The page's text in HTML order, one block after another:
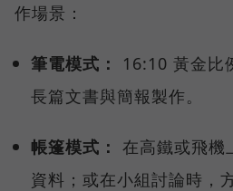
作場景：
筆電模式：
16:10 黃金比
長篇文書與簡報製作。
帳篷模式： 在高鐵或飛機
資料；或在小組討論時，